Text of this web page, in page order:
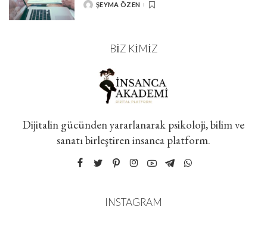
POSTED
ŞEYMA ÖZEN
BIZ KIMIZ
Dijitalin gücünden yararlanarak psikoloji, bilim ve
sanatı birleştiren insanca platform.
INSTAGRAM